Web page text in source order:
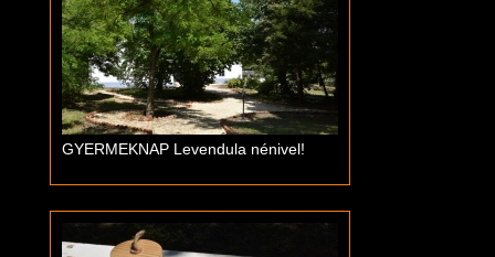
GYERMEKNAP Levendula nénivel!